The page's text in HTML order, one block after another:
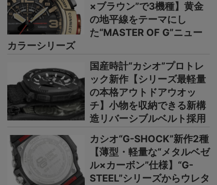
×ブラウン”で3機種】黄金
の地平線をテーマにし
た“MASTER OF G”ニュー
カラーシリーズ
国産時計“カシオ”プロトレ
ック新作【シリーズ最軽量
の本格アウトドアウオッ
チ】小物を収納できる新構
造リバーシブルベルト採用
カシオ“G-SHOCK”新作2種
【薄型・軽量な“メタルベゼ
ル×カーボン”仕様】“G-
STEEL”シリーズからウレタ